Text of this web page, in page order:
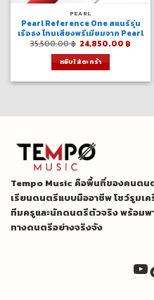
PEARL
Pearl Reference One สแนร์รุ่น
เรือธง โทนเสียงพรีเมียมจาก Pearl
35,500.00฿ Original
price
was:
35,500.00 ฿.
24,850.00 ฿
หยิบใส่ตะกร้า
Tempo Music คือพื้นที่ของคนดน
เรียนดนตรีแบบมืออาชีพ โชว์รูมเ
ทีมครูและนักดนตรีตัวจริง พร้อมพ
ทางดนตรีอย่างจริงจัง